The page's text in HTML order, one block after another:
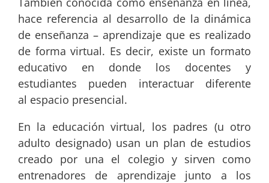
hace referencia al desarrollo de la dinámica
de enseñanza – aprendizaje que es realizado
de forma virtual. Es decir, existe un formato
educativo en donde los docentes y
estudiantes pueden interactuar diferente
al espacio presencial.
En la educación virtual, los padres (u otro
adulto designado) usan un plan de estudios
creado por una el colegio y sirven como
entrenadores de aprendizaje junto a los